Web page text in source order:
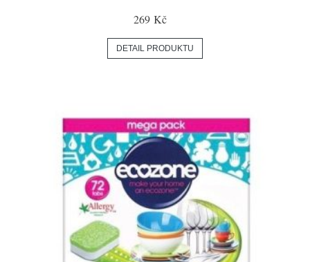
269 Kč
DETAIL PRODUKTU